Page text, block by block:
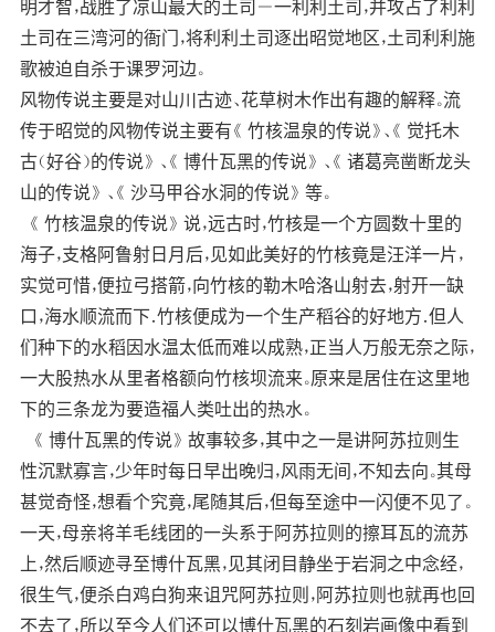
明才智，战胜了凉山最大的土司－一利利土司，并攻占了利利
土司在三湾河的衙门，将利利土司逐出昭觉地区，土司利利施
歌被迫自杀于课罗河边。
风物传说主要是对山川古迹、花草树木作出有趣的解释。流
传于昭觉的风物传说主要有《 竹核温泉的传说》、《 觉托木
古（好谷）的传说》 、《 博什瓦黑的传说》 、《 诸葛亮凿断龙头
山的传说》 、《 沙马甲谷水洞的传说》 等。
《 竹核温泉的传说》 说，远古时，竹核是一个方圆数十里的
海子，支格阿鲁射日月后，见如此美好的竹核竟是汪洋一片，
实觉可惜，便拉弓搭箭，向竹核的勒木哈洛山射去，射开一缺
口，海水顺流而下．竹核便成为一个生产稻谷的好地方．但人
们种下的水稻因水温太低而难以成熟，正当人万般无奈之际，
一大股热水从里者格额向竹核坝流来。原来是居住在这里地
下的三条龙为要造福人类吐出的热水。
《 博什瓦黑的传说》 故事较多，其中之一是讲阿苏拉则生
性沉默寡言，少年时每日早出晚归，风雨无间，不知去向。其母
甚觉奇怪，想看个究竟，尾随其后，但每至途中一闪便不见了。
一天，母亲将羊毛线团的一头系于阿苏拉则的擦耳瓦的流苏
上，然后顺迹寻至博什瓦黑，见其闭目静坐于岩洞之中念经，
很生气，便杀白鸡白狗来诅咒阿苏拉则，阿苏拉则也就再也回
不去了，所以至今人们还可以博什瓦黑的石刻岩画像中看到